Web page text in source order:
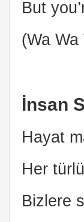
But
(Wa
İnsan
Hayat
Her
Bizlere